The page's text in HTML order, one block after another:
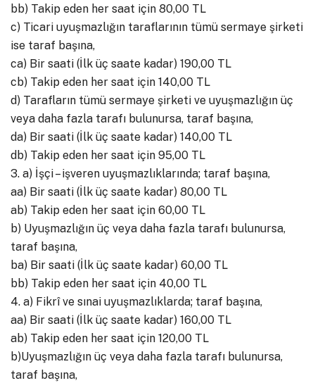
bb) Takip eden her saat için 80,00 TL
c) Ticari uyuşmazlığın taraflarının tümü sermaye şirketi
ise taraf başına,
ca) Bir saati (İlk üç saate kadar) 190,00 TL
cb) Takip eden her saat için 140,00 TL
d) Tarafların tümü sermaye şirketi ve uyuşmazlığın üç
veya daha fazla tarafı bulunursa, taraf başına,
da) Bir saati (İlk üç saate kadar) 140,00 TL
db) Takip eden her saat için 95,00 TL
3. a) İşçi – işveren uyuşmazlıklarında; taraf başına,
aa) Bir saati (İlk üç saate kadar) 80,00 TL
ab) Takip eden her saat için 60,00 TL
b) Uyuşmazlığın üç veya daha fazla tarafı bulunursa,
taraf başına,
ba) Bir saati (İlk üç saate kadar) 60,00 TL
bb) Takip eden her saat için 40,00 TL
4. a) Fikrî ve sınai uyuşmazlıklarda; taraf başına,
aa) Bir saati (İlk üç saate kadar) 160,00 TL
ab) Takip eden her saat için 120,00 TL
b)Uyuşmazlığın üç veya daha fazla tarafı bulunursa,
taraf başına,